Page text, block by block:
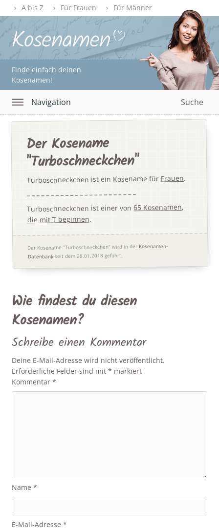
A bis Z Für Frauen Für Männer
Finde einfach deinen
Kosenamen!
Navigation Suche
Der Kosename
"Turboschneckchen"
Turboschneckchen ist ein Kosename fürFrauen.
Turboschneckchen ist einer von65 Kosenamen,
die mit T beginnen.
Der Kosename "Turboschneckchen" wird in der Kosenamen-
Datenbankseit dem 28.01.2018 geführt.
Wie findest du diesen
Kosenamen?
Schreibe einen Kommentar
Deine E-Mail-Adresse wird nicht veröffentlicht.
Erforderliche Felder sind mit* markiert
Kommentar*
Name*
E-Mail-Adresse*